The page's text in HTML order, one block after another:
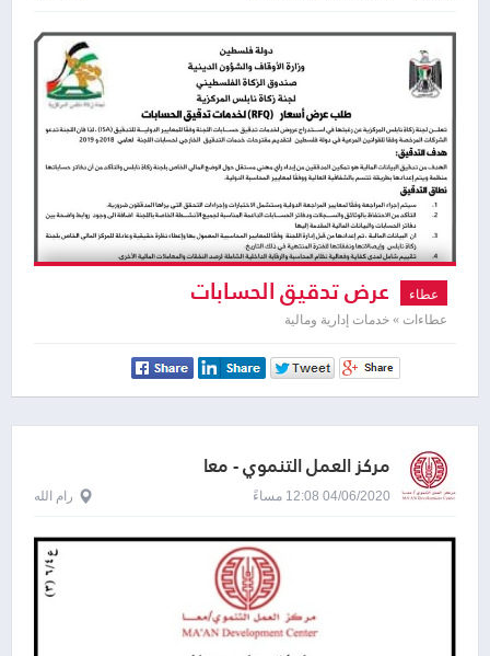
عطاء عرض تدقيق الحسابات
عطاءات » خدمات إدارية ومالية
مركز العمل التنموي - معا
04/06/2020 12:08 مساءً رام الله